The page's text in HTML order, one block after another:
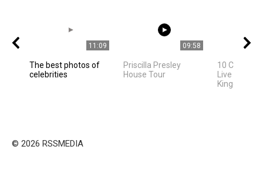
11:09
The best photos of
celebrities
09:58
Priscilla Presley
House Tour
10
Live In
Kingdom
© 2026 RSSMEDIA